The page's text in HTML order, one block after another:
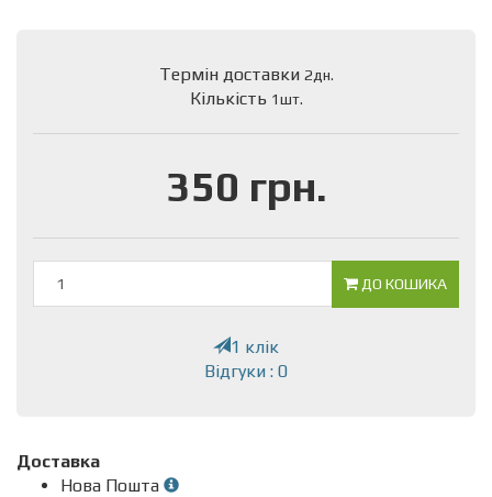
Термін доставки 2дн.
Кількість 1шт.
350 грн.
ДО КОШИКА
1 клік
Відгуки : 0
Доставка
Нова Пошта